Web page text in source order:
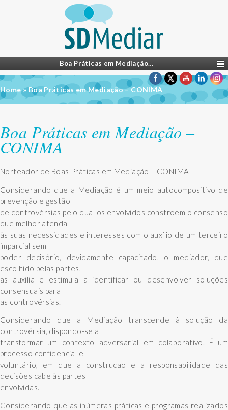
Boa Práticas em Mediação…
Home»Boa Práticas em Mediação – CONIMA
Boa Práticas em Mediação –
CONIMA
Norteador de Boas Práticas em Mediação – CONIMA
Considerando que a Mediação é um meio autocompositivo de
prevenção e gestão
de controvérsias pelo qual os envolvidos constroem o consenso
que melhor atenda
às suas necessidades e interesses com o auxílio de um terceiro
imparcial sem
poder decisório, devidamente capacitado, o mediador, que
escolhido pelas partes,
as auxilia e estimula a identificar ou desenvolver soluções
consensuais para
as controvérsias.
Considerando que a Mediação transcende à solução da
controvérsia, dispondo-se a
transformar um contexto adversarial em colaborativo. É um
processo confidencial e
voluntário, em que a construcao e a responsabilidade das
decisões cabe às partes
envolvidas.
Considerando que as inúmeras práticas e programas realizados